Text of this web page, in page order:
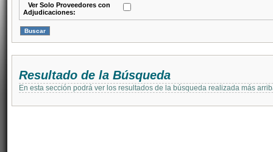
Ver Solo Proveedores con
Adjudicaciones:
Resultado de la Búsqueda
En esta sección podrá ver los resultados de la búsqueda realizada más